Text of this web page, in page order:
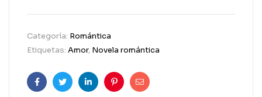
Categoría: Romántica
Etiquetas: Amor, Novela romántica
FacebookTwitterLinkedinPinterestCorreo